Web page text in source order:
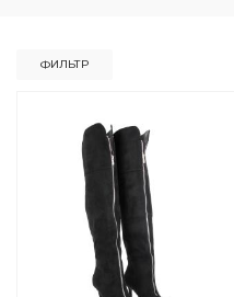
ФИЛЬТР
По